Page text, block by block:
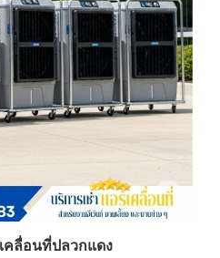
คลื่อนที่ปลวกแดง